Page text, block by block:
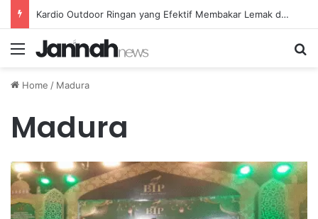
Kardio Outdoor Ringan yang Efektif Membakar Lemak dan Menyegarkan Tubuh Anda
Menu
Home / Madura
Madura